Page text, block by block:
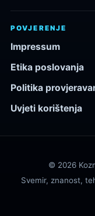
POVJERENJE
Impressum
Etika poslovanja
Politika
Uvjeti korištenja
© 2026
Svemir, znanost,